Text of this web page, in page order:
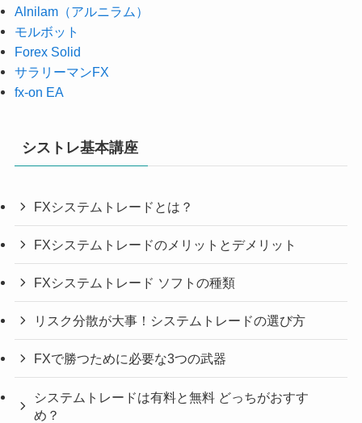
Alnilam（アルニラム）
モルボット
Forex Solid
サラリーマンFX
fx-on EA
シストレ基本講座
FXシステムトレードとは？
FXシステムトレードのメリットとデメリット
FXシステムトレード ソフトの種類
リスク分散が大事！システムトレードの選び方
FXで勝つために必要な3つの武器
システムトレードは有料と無料 どっちがおすす
め？